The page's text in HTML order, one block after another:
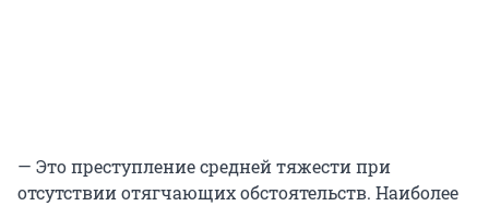
— Это преступление средней тяжести при
отсутствии отягчающих обстоятельств. Наиболее